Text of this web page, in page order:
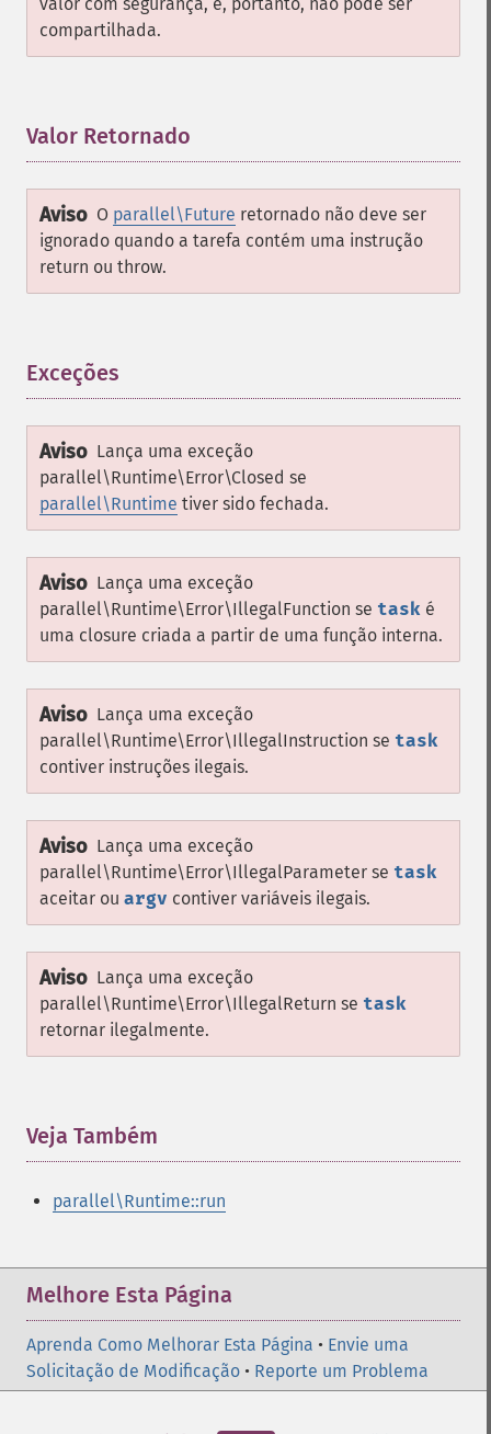
compartilhada.
Valor Retornado
Aviso O parallel\Future retornado não deve ser
ignorado quando a tarefa contém uma instrução
return ou throw.
Exceções
Aviso Lança uma exceção
parallel\Runtime\Error\Closed se
parallel\Runtime tiver sido fechada.
Aviso Lança uma exceção
parallel\Runtime\Error\IllegalFunction se task é
uma closure criada a partir de uma função interna.
Aviso Lança uma exceção
parallel\Runtime\Error\IllegalInstruction se task
contiver instruções ilegais.
Aviso Lança uma exceção
parallel\Runtime\Error\IllegalParameter se task
aceitar ou argv contiver variáveis ilegais.
Aviso Lança uma exceção
parallel\Runtime\Error\IllegalReturn se task
retornar ilegalmente.
Veja Também
parallel\Runtime::run
Melhore Esta Página
Aprenda Como Melhorar Esta Página • Envie uma
Solicitação de Modificação • Reporte um Problema